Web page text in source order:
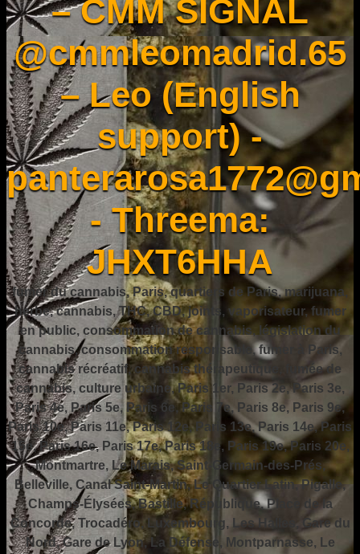
– CMM SIGNAL
@cmmleomadrid.65
– Leo (English
support) -
- Threema:
JHXT6HHA
fumer du cannabis, Paris, quartiers de Paris, marijuana,
herbe, cannabis, THC, CBD, joints, vaporisateur, fumer
en public, consommation de cannabis, législation du
cannabis, consommation responsable, fumer à Paris,
cannabis récréatif, cannabis thérapeutique, fumée de
cannabis, culture urbaine, Paris 1er, Paris 2e, Paris 3e,
Paris 4e, Paris 5e, Paris 6e, Paris 7e, Paris 8e, Paris 9e,
Paris 10e, Paris 11e, Paris 12e, Paris 13e, Paris 14e, Paris
15e, Paris 16e, Paris 17e, Paris 18e, Paris 19e, Paris 20e,
Montmartre, Le Marais, Saint-Germain-des-Prés,
Belleville, Canal Saint-Martin, Le Quartier Latin, Pigalle,
Champs-Élysées, Bastille, République, Place de la
Concorde, Trocadéro, Luxembourg, Les Halles, Gare du
Nord, Gare de Lyon, La Défense, Montparnasse, Le